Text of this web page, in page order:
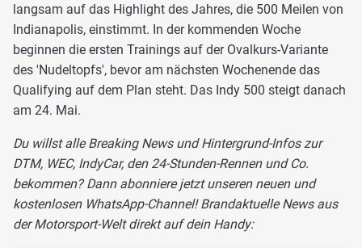
langsam auf das Highlight des Jahres, die 500 Meilen von
Indianapolis, einstimmt. In der kommenden Woche
beginnen die ersten Trainings auf der Ovalkurs-Variante
des 'Nudeltopfs', bevor am nächsten Wochenende das
Qualifying auf dem Plan steht. Das Indy 500 steigt danach
am 24. Mai.
Du willst alle Breaking News und Hintergrund-Infos zur
DTM, WEC, IndyCar, den 24-Stunden-Rennen und Co.
bekommen? Dann abonniere jetzt unseren neuen und
kostenlosen WhatsApp-Channel! Brandaktuelle News aus
der Motorsport-Welt direkt auf dein Handy: